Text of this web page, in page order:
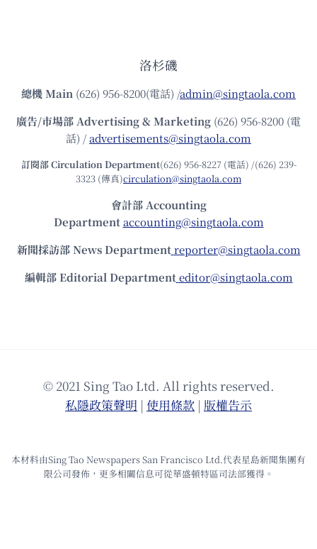
洛杉磯
總機Main (626) 956-8200(電話) /admin@singtaola.com
廣告/市場部Advertising & Marketing (626) 956-8200 (電
話) /advertisements@singtaola.com
訂閱部 Circulation Department(626) 956-8227 (電話) /(626) 239-
3323 (傳真)circulation@singtaola.com
會計部 Accounting
Department accounting@singtaola.com
新聞採訪部 News Department reporter@singtaola.com
編輯部 Editorial Department editor@singtaola.com
© 2021 Sing Tao Ltd. All rights reserved.
私隱政策聲明 | 使⽤條款 | 版權告⽰
本材料由Sing Tao Newspapers San Francisco Ltd.代表星島新聞集團有
限公司發佈，更多相關信息可從華盛頓特區司法部獲得。